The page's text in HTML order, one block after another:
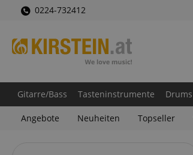
0224-732412
Gitarre/Bass Tasteninstrumente Drums
Angebote Neuheiten Topseller